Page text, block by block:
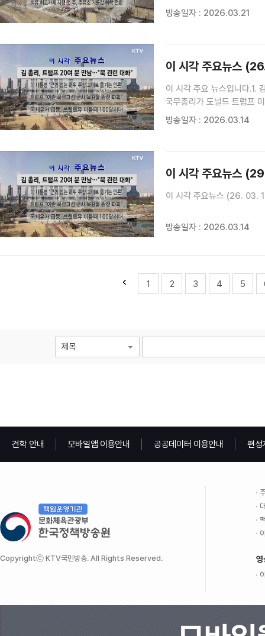
방송일자 : 2026.03.21
이 시각 주요뉴스
이 시각 주요 뉴스입니다.1.
국무총리가 도널드 트럼프
총리는 백악관에서 신앙사
방송일자 : 2026.03.14
이 시각 주요뉴스
이 시각 주요뉴스 (26. 03.
방송일자 : 2026.03.14
1 2 3 4 5
제목
견학 안내 모바일앱 이용안내 공공데이터 이용안내 편성
Copyrightⓒ KTV국민방송. All Rights Reserved. 영